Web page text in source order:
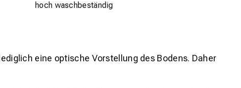
hoch waschbeständig
eine optische Vorstellung des Bodens. Daher